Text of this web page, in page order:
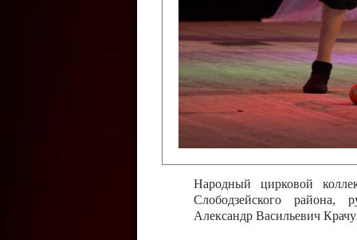
Приднестровской
Казавчинская;
Образцовый эстрадно-
творчества с. Чобручи,
Владимирович;
Образцовый цирковой
Тирасполь,
Молдавской Республики
Народный цирковой
Слободзейского района,
Александр Васильевич